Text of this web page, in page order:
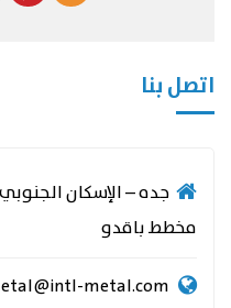
اتصل بنا
جده – الإسكان
مخطط باقدو
metal.com